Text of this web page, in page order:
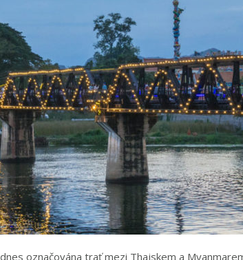
označována trať mezi Thajskem a